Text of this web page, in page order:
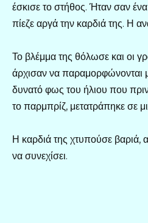
έσκισε το στήθος. Ήταν σαν
πίεζε αργά την καρδιά της. Η
Το βλέμμα της θόλωσε και οι
άρχισαν να παραμορφώνονται
δυνατό φως του ήλιου που
το παρμπρίζ, μετατράπηκε σε
Η καρδιά της χτυπούσε βαριά,
να συνεχίσει.